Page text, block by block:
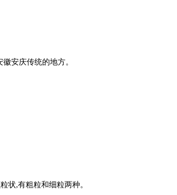
安庆传统的地方。
状,有粗粒和细粒两种。